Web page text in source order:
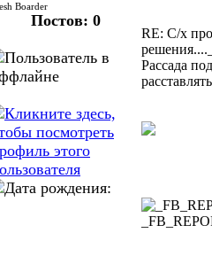
Boarder
Постов: 0
RE: С/х
решения....
Рассада
расставлять